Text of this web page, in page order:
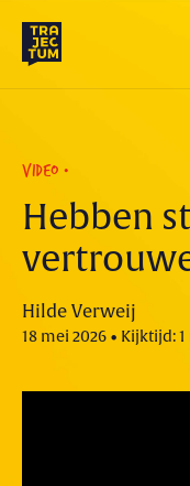
content
VIDEO
Hebben
Hilde Verweij
18 mei 2026 • Kijktijd: